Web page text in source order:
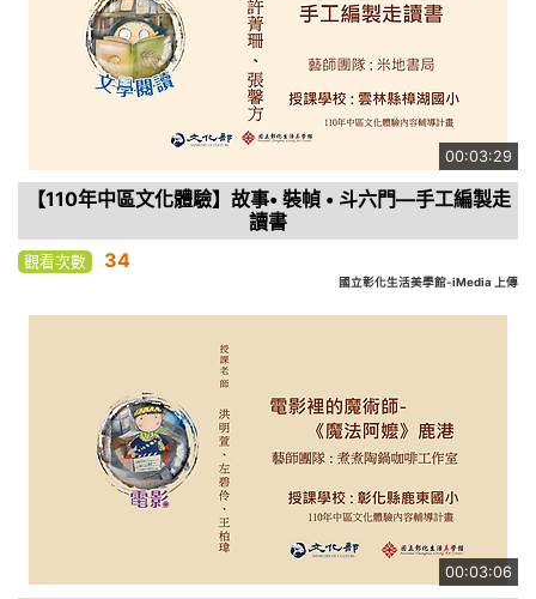
00:03:29
【110年中區文化體驗】故事• 裝幀 • 斗六門—手工編製走
讀書
觀看次數 34
國立彰化生活美學館-iMedia 上傳
00:03:06